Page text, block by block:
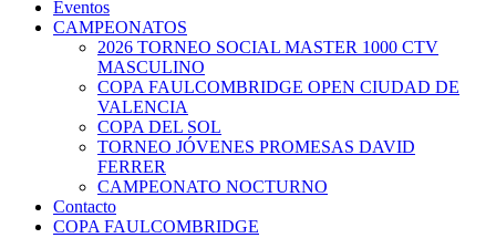
Eventos
CAMPEONATOS
2026 TORNEO SOCIAL MASTER 1000 CTV
MASCULINO
COPA FAULCOMBRIDGE OPEN CIUDAD DE
VALENCIA
COPA DEL SOL
TORNEO JÓVENES PROMESAS DAVID
FERRER
CAMPEONATO NOCTURNO
Contacto
COPA FAULCOMBRIDGE